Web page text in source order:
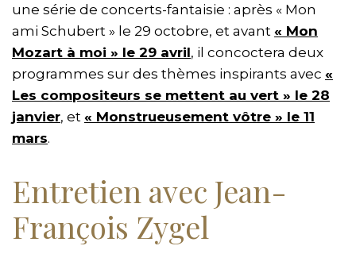
une série de concerts-fantaisie : après « Mon
ami Schubert » le 29 octobre, et avant « Mon
Mozart à moi » le 29 avril, il concoctera deux
programmes sur des thèmes inspirants avec «
Les compositeurs se mettent au vert » le 28
janvier, et « Monstrueusement vôtre » le 11
mars.
Entretien avec Jean-
François Zygel